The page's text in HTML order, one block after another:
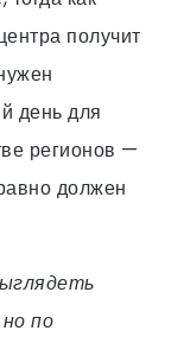
получит
день для
регионов —
должен
по